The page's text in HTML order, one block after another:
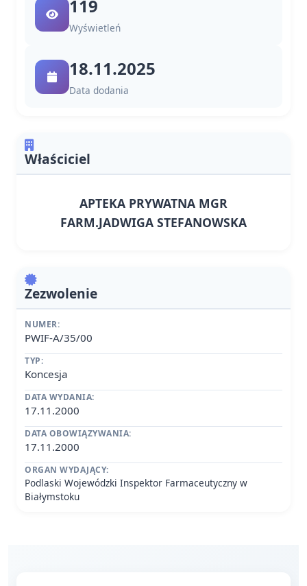
119
Wyświetleń
18.11.2025
Data dodania
Właściciel
APTEKA PRYWATNA MGR
FARM.JADWIGA STEFANOWSKA
Zezwolenie
NUMER:
PWIF-A/35/00
TYP:
Koncesja
DATA WYDANIA:
17.11.2000
DATA OBOWIĄZYWANIA:
17.11.2000
ORGAN WYDAJĄCY:
Podlaski Wojewódzki Inspektor Farmaceutyczny w
Białymstoku